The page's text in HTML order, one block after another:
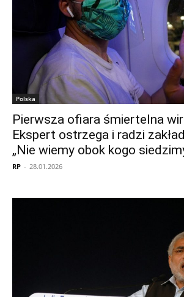
Polska
Pierwsza ofiara śmiertelna
Ekspert ostrzega i radzi
„Nie wiemy obok kogo
RP - 28.01.2026